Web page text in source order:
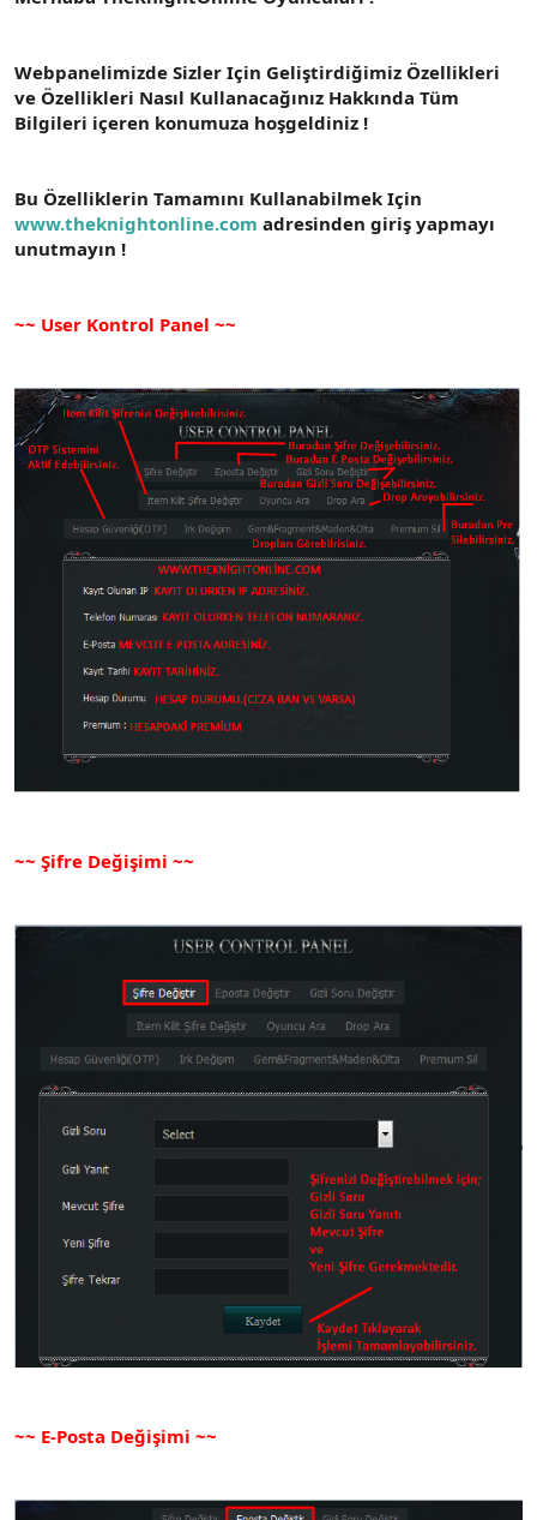
t
i
Webpanelimizde Sizler Için Geliştirdiğimiz Özellikleri
ve Özellikleri Nasıl Kullanacağınız Hakkında Tüm
Bilgileri içeren konumuza hoşgeldiniz !
Bu Özelliklerin Tamamını Kullanabilmek Için
www.theknightonline.com adresinden giriş yapmayı
unutmayın !
~~ User Kontrol Panel ~~
~~ Şifre Değişimi ~~
~~ E-Posta Değişimi ~~